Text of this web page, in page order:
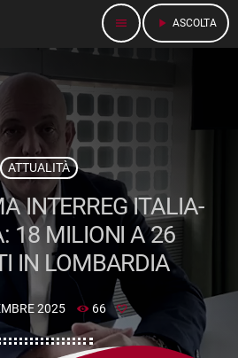
menu play_arrow ASCOLTA
ATTUALITÀ
INTERREG ITALIA-
18 MILIONI A 26
IN LOMBARDIA
2025 66